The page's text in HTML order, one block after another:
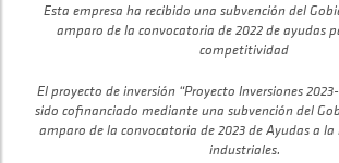
Esta empresa ha recibido una subvención del
amparo de la convocatoria de 2022 de ayudas
competitividad
El proyecto de inversión “Proyecto Inversiones
sido cofinanciado mediante una subvención del
amparo de la convocatoria de 2023 de Ayudas a la
industriales.